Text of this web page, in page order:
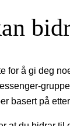
for å gi deg
basert på